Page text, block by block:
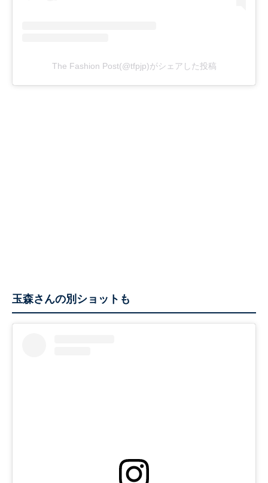
The Fashion Post(@tfpjp)がシェアした投稿
玉森さんの別ショットも